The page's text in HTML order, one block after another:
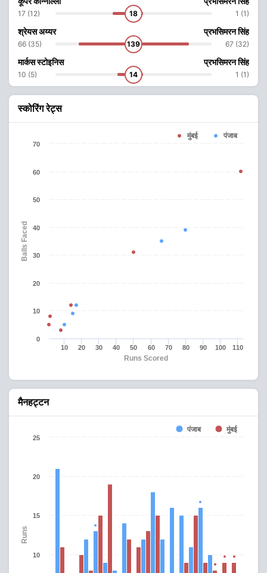
17 (12) 18 1 (1)
श्रेयस अय्यर
66 (35) 139
प्रभसिमरन सिंह
67 (32)
मार्कस स्टोइनिस
10 (5) 14
प्रभसिमरन सिंह
1 (1)
स्कोरिंग रेट्स
Runs Scored
Balls Faced
मुंबई पंजाब
10 20 30 40 50 60 70 80 90 100 110
0
10
20
30
40
50
60
70
मैनहट्टन
Runs
पंजाब मुंबई
10
15
20
25